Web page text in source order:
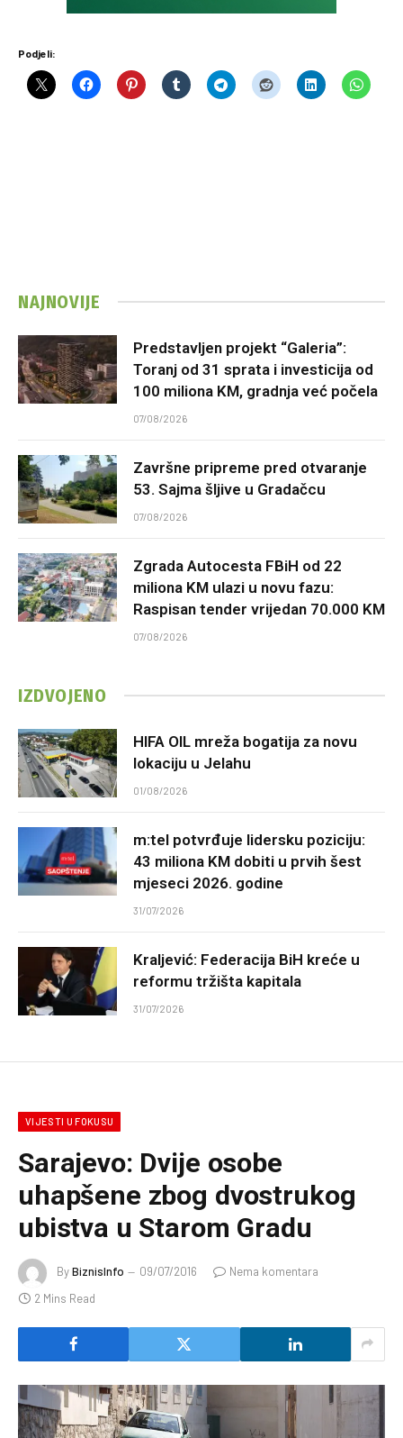
Podjeli:
NAJNOVIJE
Predstavljen projekt “Galeria”:
Toranj od 31 sprata i investicija od
100 miliona KM, gradnja već počela
07/08/2026
Završne pripreme pred otvaranje
53. Sajma šljive u Gradačcu
07/08/2026
Zgrada Autocesta FBiH od 22
miliona KM ulazi u novu fazu:
Raspisan tender vrijedan 70.000 KM
07/08/2026
IZDVOJENO
HIFA OIL mreža bogatija za novu
lokaciju u Jelahu
01/08/2026
m:tel potvrđuje lidersku poziciju:
43 miliona KM dobiti u prvih šest
mjeseci 2026. godine
31/07/2026
Kraljević: Federacija BiH kreće u
reformu tržišta kapitala
31/07/2026
VIJESTI U FOKUSU
Sarajevo: Dvije osobe
uhapšene zbog dvostrukog
ubistva u Starom Gradu
ByBiznisInfo 09/07/2016
Nema komentara
2 Mins Read